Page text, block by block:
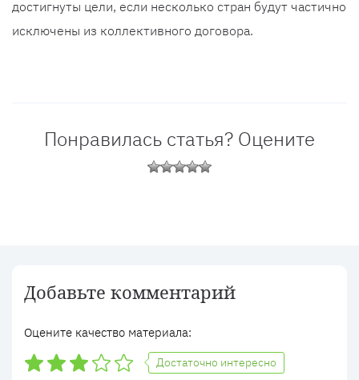
достигнуты цели, если несколько стран будут частично
исключены из коллективного договора.
Понравилась статья? Оцените
Добавьте комментарий
Оцените качество материала:
Достаточно интересно